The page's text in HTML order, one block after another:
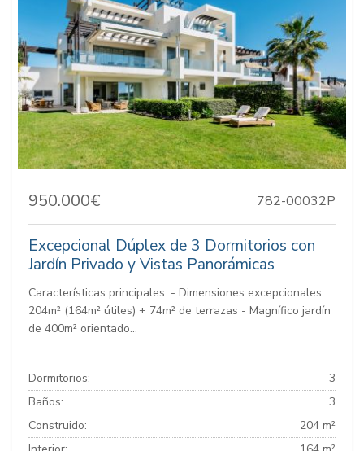
950.000€ 782-00032P
Excepcional Dúplex de 3 Dormitorios con
Jardín Privado y Vistas Panorámicas
Características principales: - Dimensiones excepcionales:
204m² (164m² útiles) + 74m² de terrazas - Magnífico jardín
de 400m² orientado...
Dormitorios:
3
Baños:
3
Construido:
204 m²